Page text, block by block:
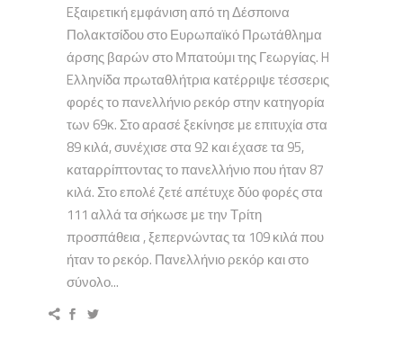
Eξαιρετική εμφάνιση από τη Δέσποινα
Πολακτσίδου στο Ευρωπαϊκό Πρωτάθλημα
άρσης βαρών στο Μπατούμι της Γεωργίας. H
Eλληνίδα πρωταθλήτρια κατέρριψε τέσσερις
φορές το πανελλήνιο ρεκόρ στην κατηγορία
των 69κ. Στο αρασέ ξεκίνησε με επιτυχία στα
89 κιλά, συνέχισε στα 92 και έχασε τα 95,
καταρρίπτοντας το πανελλήνιο που ήταν 87
κιλά. Στο επολέ ζετέ απέτυχε δύο φορές στα
111 αλλά τα σήκωσε με την Τρίτη
προσπάθεια , ξεπερνώντας τα 109 κιλά που
ήταν το ρεκόρ. Πανελλήνιο ρεκόρ και στο
σύνολο...